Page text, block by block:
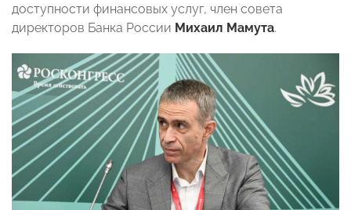
доступности финансовых услуг, член совета
директоров Банка России Михаил Мамута.